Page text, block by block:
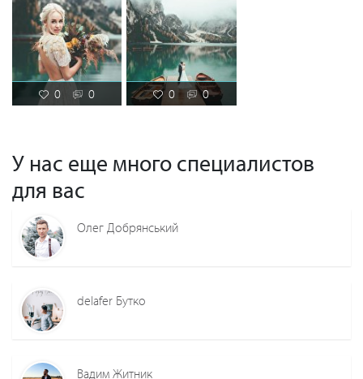
0 0 0 0
У нас еще много специалистов
для вас
Олег Добрянський
delafer Бутко
Вадим Житник